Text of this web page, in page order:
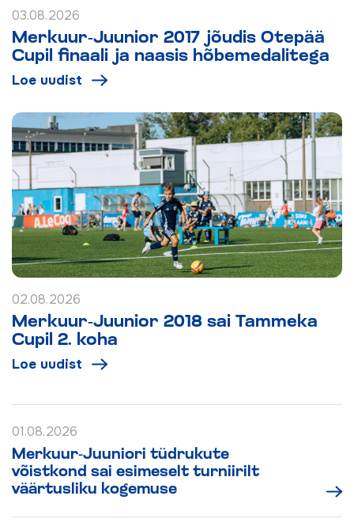
03.08.2026
Merkuur-Juunior 2017 jõudis Otepää
Cupil finaali ja naasis hõbemedalitega
Loe uudist
02.08.2026
Merkuur-Juunior 2018 sai Tammeka
Cupil 2. koha
Loe uudist
01.08.2026
Merkuur-Juuniori tüdrukute
võistkond sai esimeselt turniirilt
väärtusliku kogemuse